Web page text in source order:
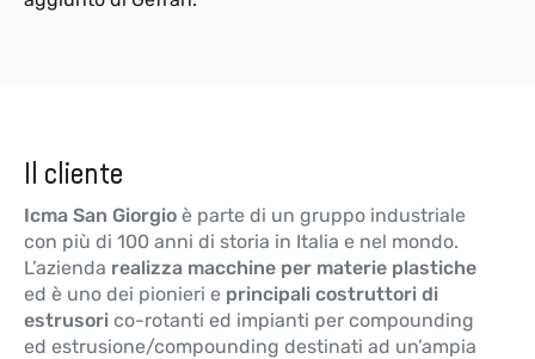
Il cliente
Icma San Giorgio è parte di un gruppo industriale
con più di 100 anni di storia in Italia e nel mondo.
L’azienda realizza macchine per materie plastiche
ed è uno dei pionieri e principali costruttori di
estrusori co-rotanti ed impianti per compounding
ed estrusione/compounding destinati ad un’ampia